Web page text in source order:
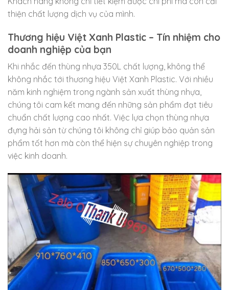
thiện chất lượng dịch vụ của mình.
Thương hiệu Việt Xanh Plastic – Tín nhiệm cho
doanh nghiệp của bạn
Khi nhắc đến thùng nhựa 350L chất lượng, không thể
không nhắc tới thương hiệu Việt Xanh Plastic. Với nhiều
năm kinh nghiệm trong ngành sản xuất thùng nhựa,
chúng tôi cam kết mang đến những sản phẩm đạt tiêu
chuẩn chất lượng cao nhất. Việc lựa chọn thùng nhựa
đựng hải sản từ chúng tôi không chỉ giúp bảo quản sản
phẩm tốt hơn mà còn thể hiện sự chuyên nghiệp trong
việc kinh doanh.